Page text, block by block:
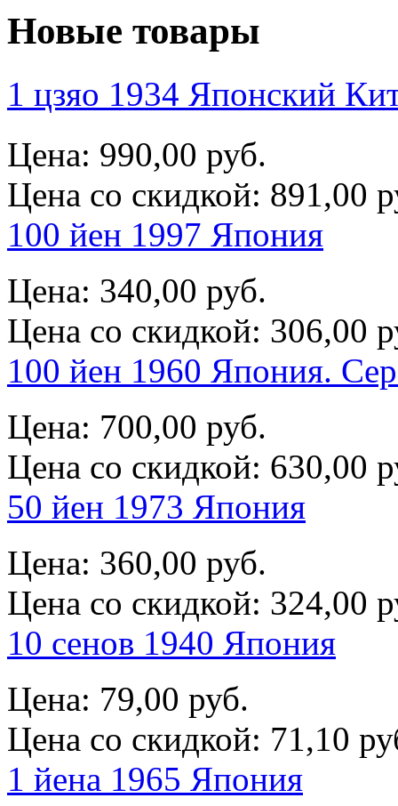
Новые товары
1 цзяо 1934 Японский
Цена: 990,00 руб.
Цена со скидкой: 891,00
100 йен 1997 Япония
Цена: 340,00 руб.
Цена со скидкой: 306,00
100 йен 1960 Япония.
Цена: 700,00 руб.
Цена со скидкой: 630,00
50 йен 1973 Япония
Цена: 360,00 руб.
Цена со скидкой: 324,00
10 сенов 1940 Япония
Цена: 79,00 руб.
Цена со скидкой: 71,10
1 йена 1965 Япония